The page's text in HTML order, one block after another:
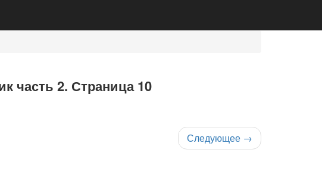
часть 2. Страница 10
Следующее →